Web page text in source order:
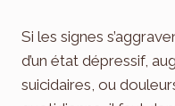
Si les signes
d’un état dépressif,
suicidaires, ou